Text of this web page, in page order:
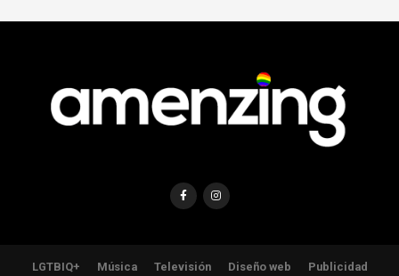
LGTBIQ+ Música Televisión Diseño web
Publicidad